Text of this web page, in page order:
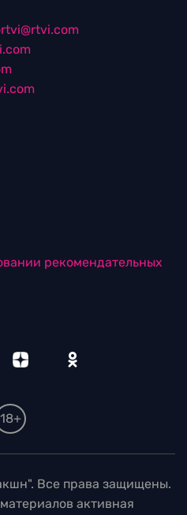
рекомендательных
18+
Все права защищены.
активная